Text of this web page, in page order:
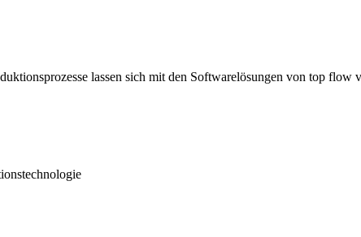
lassen sich mit den Softwarelösungen von top